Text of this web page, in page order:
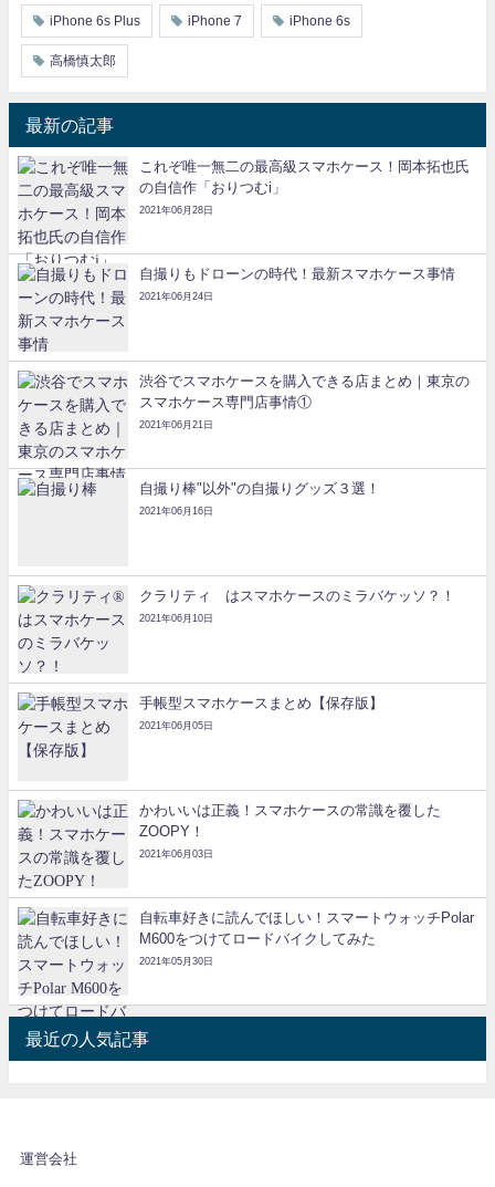
iPhone 6s Plus iPhone 7 iPhone 6s
高橋慎太郎
最新の記事
これぞ唯一無二の最高級スマホケース！岡本拓也氏
の自信作「おりつむi」
2021年06月28日
自撮りもドローンの時代！最新スマホケース事情
2021年06月24日
渋谷でスマホケースを購入できる店まとめ｜東京の
スマホケース専門店事情①
2021年06月21日
自撮り棒"以外"の自撮りグッズ３選！
2021年06月16日
クラリティ®はスマホケースのミラバケッソ？！
2021年06月10日
手帳型スマホケースまとめ【保存版】
2021年06月05日
かわいいは正義！スマホケースの常識を覆した
ZOOPY！
2021年06月03日
自転車好きに読んでほしい！スマートウォッチPolar
M600をつけてロードバイクしてみた
2021年05月30日
最近の人気記事
運営会社